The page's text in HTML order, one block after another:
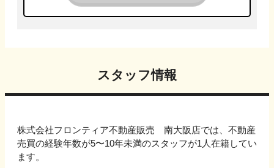
スタッフ情報
株式会社フロンティア不動産販売 南大阪店では、不動産
売買の経験年数が5〜10年未満のスタッフが1人在籍してい
ます。